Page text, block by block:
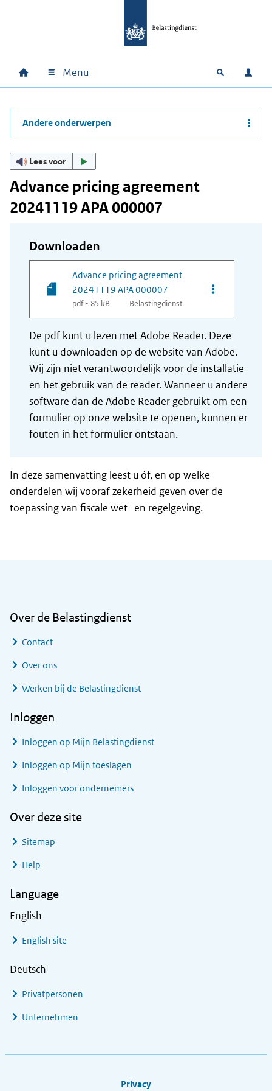
Hoofdnavigatie
Home Menu Open
Andere onderwerpen
Lees voor
Advance pricing agreement
20241119 APA 000007
Downloaden
Advance pricing agreement
20241119 APA 000007
pdf - 85 kB Belastingdienst
Opties van
De pdf kunt u lezen met Adobe Reader. Deze
kunt u downloaden op de website van Adobe.
Wij zijn niet verantwoordelijk voor de installatie
en het gebruik van de reader. Wanneer u andere
software dan de Adobe Reader gebruikt om een
formulier op onze website te openen, kunnen er
fouten in het formulier ontstaan.
In deze samenvatting leest u óf, en op welke
onderdelen wij vooraf zekerheid geven over de
toepassing van fiscale wet- en regelgeving.
Over de Belastingdienst
Contact
Over ons
Werken bij de Belastingdienst
Inloggen
Inloggen op Mijn Belastingdienst
Inloggen op Mijn toeslagen
Inloggen voor ondernemers
Over deze site
Sitemap
Help
Language
English
English site
Deutsch
Privatpersonen
Unternehmen
Privacy